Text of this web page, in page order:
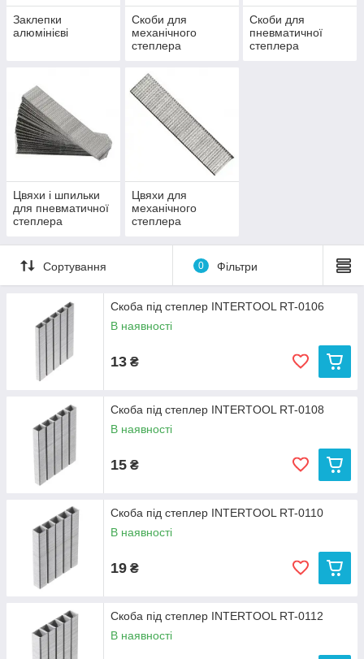
Заклепки
алюмінієві
Скоби для
механічного
степлера
Скоби для
пневматичної
степлера
Цвяхи і шпильки
для пневматичної
степлера
Цвяхи для
механічного
степлера
Сортування 0 Фільтри
Скоба під степлер INTERTOOL RT-0106
В наявності
13 ₴
Скоба під степлер INTERTOOL RT-0108
В наявності
15 ₴
Скоба під степлер INTERTOOL RT-0110
В наявності
19 ₴
Скоба під степлер INTERTOOL RT-0112
В наявності